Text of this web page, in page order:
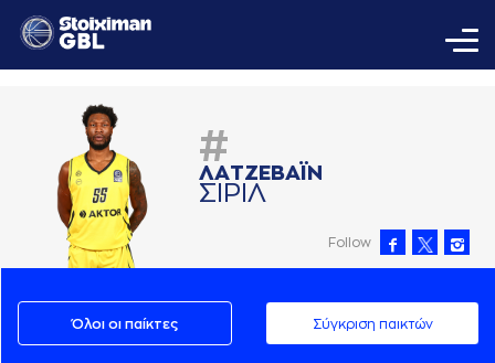
#
ΛAΤΖΕΒAΪΝ
ΣΙΡΙΛ
Follow
Όλοι οι παίκτες Σύγκριση παικτών